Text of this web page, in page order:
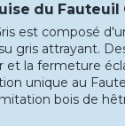
du Fauteuil
est composé
gris attrayant.
et la fermeture
unique au
bois de